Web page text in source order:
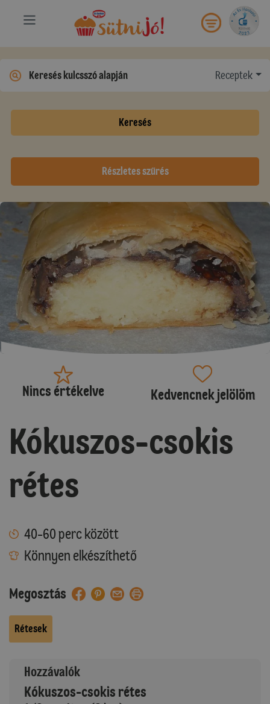
Receptek
Keresés
Részletes szűrés
Nincs értékelve Kedvencnek jelölöm
Kókuszos-csokis
rétes
40-60 perc között
Könnyen elkészíthető
Megosztás
Rétesek
Hozzávalók
Kókuszos-csokis rétes